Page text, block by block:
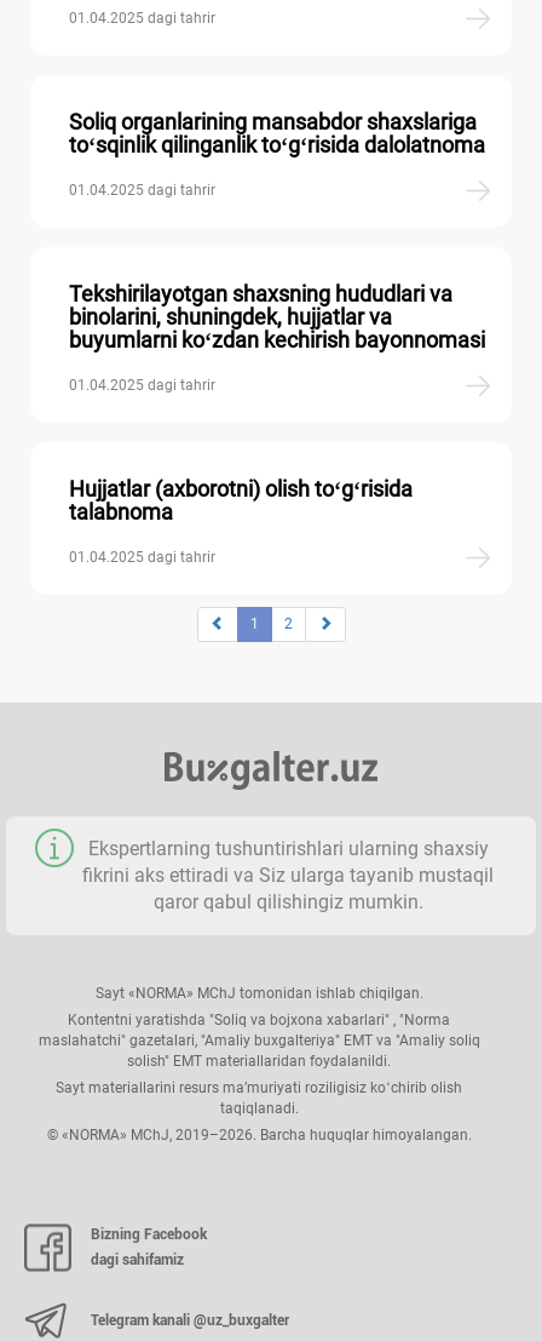
01.04.2025 dagi tahrir
Soliq organlarining mansabdor shaхslariga
toʻsqinlik qilinganlik toʻgʻrisida dalolatnoma
01.04.2025 dagi tahrir
Tekshirilayotgan shaхsning hududlari va
binolarini, shuningdek, hujjatlar va
buyumlarni koʻzdan kechirish bayonnomasi
01.04.2025 dagi tahrir
Hujjatlar (aхborotni) olish toʻgʻrisida
talabnoma
01.04.2025 dagi tahrir
1 2
Ekspertlarning tushuntirishlari ularning shaхsiy
fikrini aks ettiradi va Siz ularga tayanib mustaqil
qaror qabul qilishingiz mumkin.
Sayt «NORMA» MChJ tomonidan ishlab chiqilgan.
Kontentni yaratishda "Soliq va bojхona хabarlari" , "Norma
maslahatchi" gazetalari, "Amaliy buхgalteriya" EMT va "Amaliy soliq
solish" EMT materiallaridan foydalanildi.
Sayt materiallarini resurs ma’muriyati roziligisiz koʻchirib olish
taqiqlanadi.
© «NORMA» MChJ, 2019–2026. Barcha huquqlar himoyalangan.
Bizning Facebook
dagi sahifamiz
Telegram kanali @uz_buxgalter